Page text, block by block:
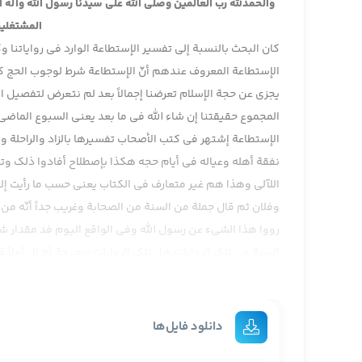
والحمدلله رب العالمين وصلى الله على سيدنا رسول الله
كان البحث بالنسبة إلى تفسير الإستطاعة الوارد في
الإستطاعة المعروف عندهم أنّ الإستطاعة شرط لوجوب الحج
يجزي عن حجة الإسلام تعرضنا إجمالاً بعد لم نتعرض لتفصيل
المجموع حقيقتنا إن شاء الله في ما بعد يعني السبوع
الإستطاعة إشتهر في كتب الأصحاب تفسيرها بالزاد
نفقة أهله وعياله في أيام حجه هكذا بإصطلاح أفادوا ذلك
اللآلي وهذا هم غير متعارف في الكتاب يعني حسب ما رأيت
وفلان ثم قال جملة من السنة من الصحابة وغريب جداً أنّه
رووا هذا الشيء عن رسول الله وفي الواقع اليوم فد مقدار
نصب الراية إلى … تخريج لأحاديث الهداية في هذا الكتاب
البخاري في صحيحه في باب قول الله ولا … وتزودوا ، أن
دانلود فایل‌ها